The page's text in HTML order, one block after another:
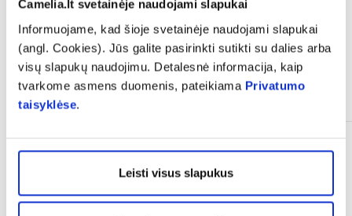
Camelia.lt svetainėje naudojami slapukai
Informuojame, kad šioje svetainėje naudojami slapukai
(angl. Cookies). Jūs galite pasirinkti sutikti su dalies arba
visų slapukų naudojimu. Detalesnė informacija, kaip
tvarkome asmens duomenis, pateikiama Privatumo
taisyklėse.
Leisti visus slapukus
Panašios prekės